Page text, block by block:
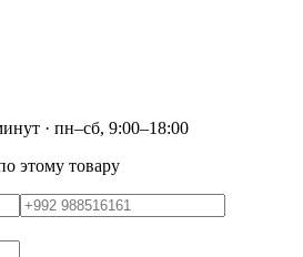
· пн–сб, 9:00–18:00
этому товару